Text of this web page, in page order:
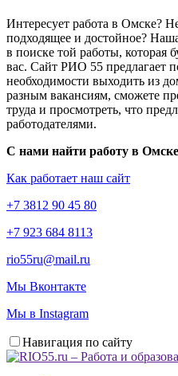
Интересует работа в Омске?
подходящее и достойное?
в поиске той работы, которая
вас. Сайт РИО 55 предлагает
необходимости выходить из
разным вакансиям, сможете
труда и просмотреть, что
работодателями.
С нами найти работу в
Как работает наш сайт
+7 3812 90 45 80
+7 923 684 8113
rio55ru@mail.ru
Мы Вконтакте
Мы в Instagram
Навигация по сайту